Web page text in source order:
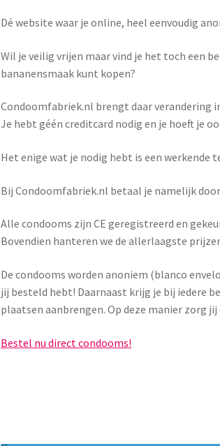
Dé website waar je online, heel eenvoudig
Wil je veilig vrijen maar vind je het toch een
bananensmaak kunt kopen?
Condoomfabriek.nl brengt daar verandering
Je hebt géén creditcard nodig en je hoeft je
Het enige wat je nodig hebt is een werkende
Bij Condoomfabriek.nl betaal je namelijk
Alle condooms zijn CE geregistreerd en
Bovendien hanteren we de allerlaagste
De condooms worden anoniem (blanco
jij besteld hebt! Daarnaast krijg je bij iedere
plaatsen aanbrengen. Op deze manier zorg
Bestel nu direct condooms!